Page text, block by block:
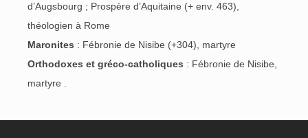
d’Augsbourg ; Prospère d’Aquitaine (+ env. 463),
théologien à Rome
Maronites : Fébronie de Nisibe (+304), martyre
Orthodoxes et gréco-catholiques : Fébronie de Nisibe,
martyre .